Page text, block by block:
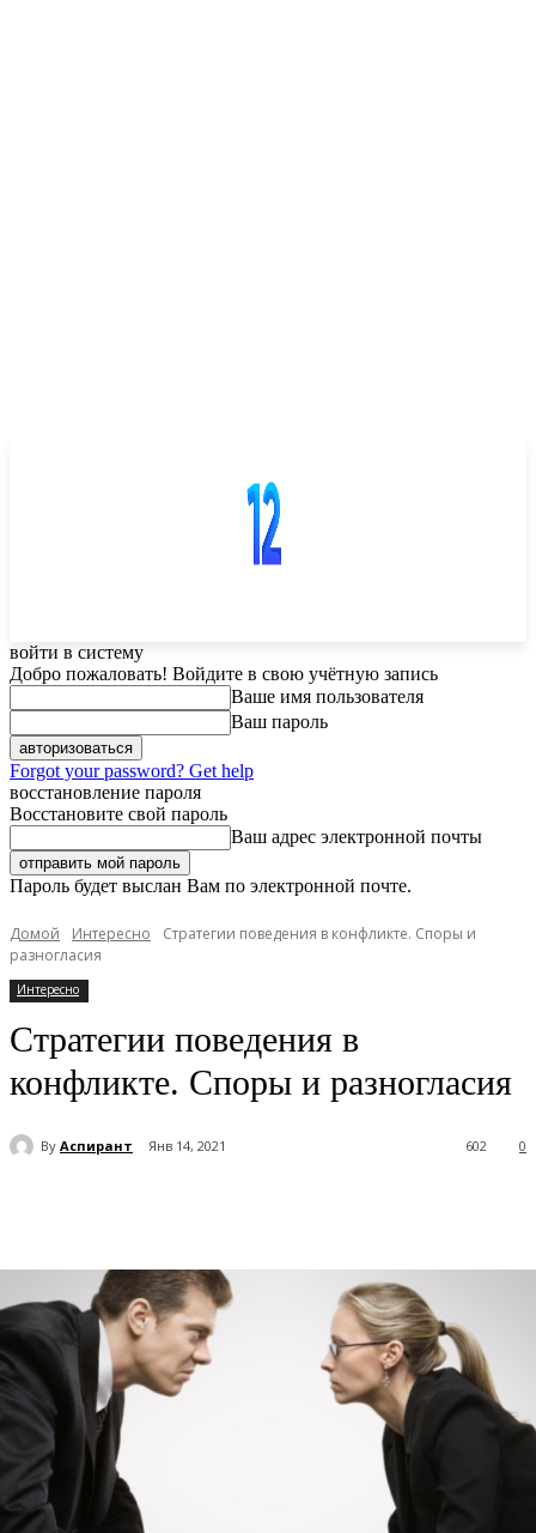
войти в систему
Добро пожаловать! Войдите в свою учётную запись
Ваше имя пользователя
Ваш пароль
Forgot your password? Get help
восстановление пароля
Восстановите свой пароль
Ваш адрес электронной почты
Пароль будет выслан Вам по электронной почте.
Домой Интересно
Стратегии поведения в конфликте. Споры и
разногласия
Интересно
Стратегии поведения в
конфликте. Споры и разногласия
By Аспирант Янв 14, 2021 0
602